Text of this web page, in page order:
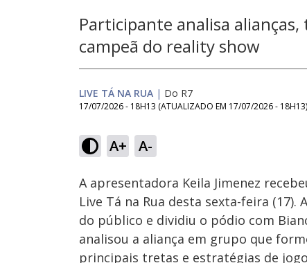
Participante analisa
campeã do reality show
LIVE TÁ NA RUA | Do R7
17/07/2026 - 18H13 (ATUALIZADO EM 17/07/2026 - 18H13)
A+ A-
Ativar
Som
1.05%
A apresentadora Keila Jimenez
Live Tá na Rua desta sexta-feira
do público e dividiu o pódio com
analisou a aliança em grupo que
principais tretas e estratégias de